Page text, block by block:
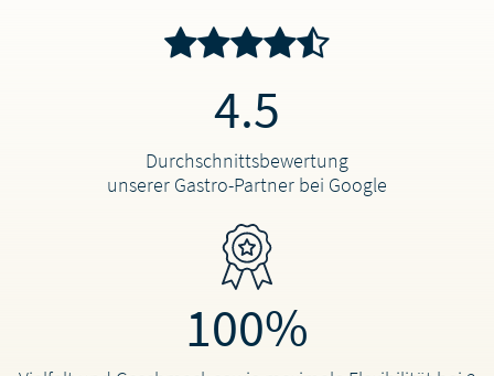
4.5
Durchschnittsbewertung
unserer Gastro-Partner bei Google
100%